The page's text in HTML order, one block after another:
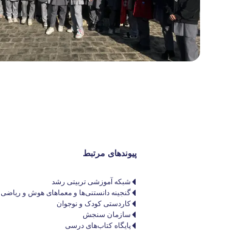
پیوندهای مرتبط
شبکه آموزشی تربیتی رشد
گنجینه دانستنی‌ها و معماهای هوش و ریاضی
کاردستی کودک و نوجوان
سازمان سنجش
پایگاه کتاب‌های درسی